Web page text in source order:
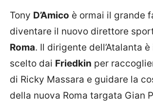
Tony D’Amico è ormai il grande
diventare il nuovo direttore
Roma. Il dirigente dell’Atalanta
scelto dai Friedkin per
di Ricky Massara e guidare la
della nuova Roma targata Gian